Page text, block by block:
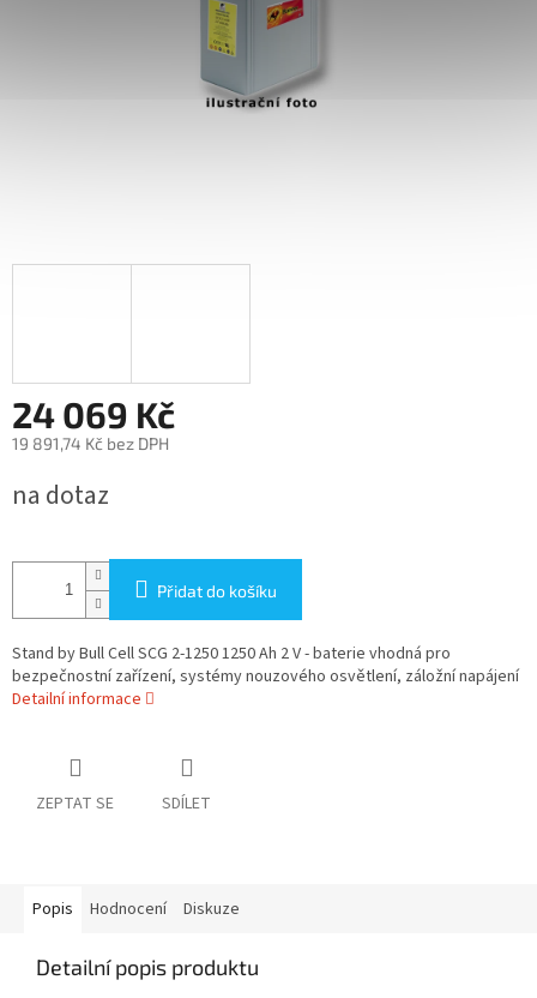
24 069 Kč
19 891,74 Kč bez DPH
cena:
na dotaz
Přidat do košíku
Stand by Bull Cell SCG 2-1250 1250 Ah 2 V - baterie vhodná pro
bezpečnostní zařízení, systémy nouzového osvětlení, záložní napájení
Detailní informace
ZEPTAT SE SDÍLET
Popis Hodnocení Diskuze
Detailní popis produktu